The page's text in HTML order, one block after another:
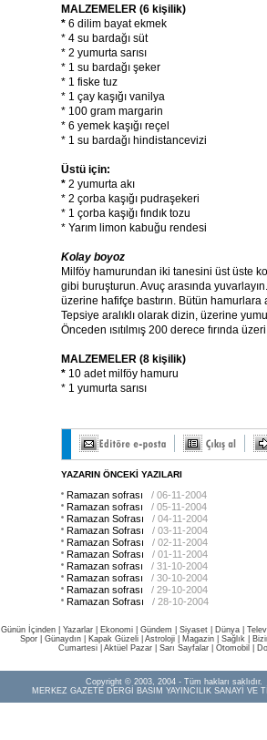
MALZEMELER (6 kişilik)
* 6 dilim bayat ekmek
* 4 su bardağı süt
* 2 yumurta sarısı
* 1 su bardağı şeker
* 1 fiske tuz
* 1 çay kaşığı vanilya
* 100 gram margarin
* 6 yemek kaşığı reçel
* 1 su bardağı hindistancevizi
Üstü için:
* 2 yumurta akı
* 2 çorba kaşığı pudraşekeri
* 1 çorba kaşığı fındık tozu
* Yarım limon kabuğu rendesi
Kolay boyoz
Milföy hamurundan iki tanesini üst üste
gibi buruşturun. Avuç arasında
üzerine hafifçe bastırın. Bütün hamurlara
Tepsiye aralıklı olarak dizin, üzerine
Önceden ısıtılmış 200 derece fırında
MALZEMELER (8 kişilik)
* 10 adet milföy hamuru
* 1 yumurta sarısı
YAZARIN ÖNCEKİ YAZILARI
Ramazan sofrası
/ 06-11-2004
Ramazan sofrası
/ 05-11-2004
Ramazan Sofrası
/ 04-11-2004
Ramazan Sofrası
/ 03-11-2004
Ramazan Sofrası
/ 02-11-2004
Ramazan Sofrası
/ 01-11-2004
Ramazan sofrası
/ 31-10-2004
Ramazan sofrası
/ 30-10-2004
Ramazan sofrası
/ 29-10-2004
Ramazan Sofrası
/ 28-10-2004
Günün İçinden Yazarlar Ekonomi Gündem Siyaset Dünya |
Spor
Günaydın Kapak Güzeli Astroloji Magazin Sağlık
Cumartesi| Aktüel Pazar| Sarı Sayfalar| Otomobil
Copyright © 2003, 2004 - Tüm hakları saklıdır.
MERKEZ GAZETE DERGİ BASIM YAYINCILIK SANAYİ VE